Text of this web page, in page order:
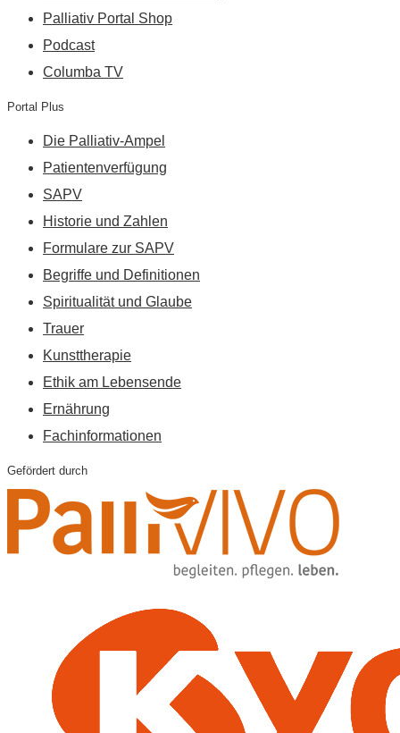
Palliativ Portal Shop
Podcast
Columba TV
Portal Plus
Die Palliativ-Ampel
Patientenverfügung
SAPV
Historie und Zahlen
Formulare zur SAPV
Begriffe und Definitionen
Spiritualität und Glaube
Trauer
Kunsttherapie
Ethik am Lebensende
Ernährung
Fachinformationen
Gefördert durch